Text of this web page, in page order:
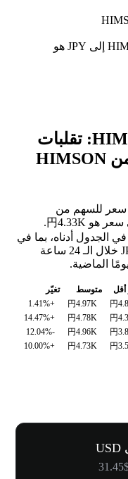
بيانات التحويل HIMSON/JPY: تقلبات
القيمة وتغييرات الأسعار من HIMSON
سعر للسهم من
HIMSON إلى JPY هو 円5.08K، وأدنى سعر هو 円4.33K.
الجدول أدناه، بما في
ذلك سعر السهم من HIMSON إلى JPY خلال الـ 24 ساعة
متوسط
تغيّر
円
円4.97K
+1.41%
円
円4.78K
+14.47%
円
円4.96K
-12.04%
円
円4.73K
+10.00%